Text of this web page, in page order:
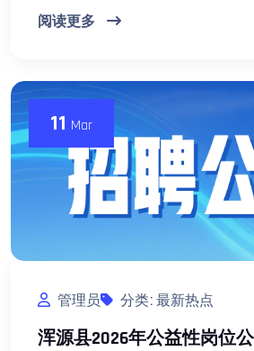
阅读更多
11 Mar
管理员 分类: 最新热点